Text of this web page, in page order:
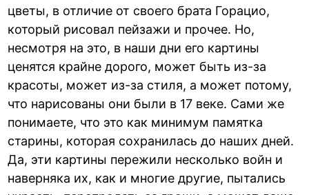
цветы, в отличие от своего брата Горацио,
который рисовал пейзажи и прочее. Но,
несмотря на это, в наши дни его картины
ценятся крайне дорого, может быть из-за
красоты, может из-за стиля, а может потому,
что нарисованы они были в 17 веке. Сами же
понимаете, что это как минимум памятка
старины, которая сохранилась до наших дней.
Да, эти картины пережили несколько войн и
наверняка их, как и многие другие, пытались